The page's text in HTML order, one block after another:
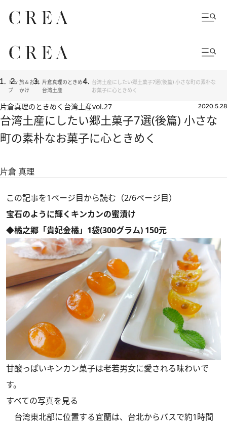
トッ
プ
旅＆お出
かけ
片倉真理のときめく
台湾土産
台湾土産にしたい郷土菓子7選(後篇) 小さな町の素朴な
お菓子に心ときめく
片倉真理のときめく台湾土産vol.27 2020.5.28
台湾土産にしたい郷土菓子7選(後篇) 小さな
町の素朴なお菓子に心ときめく
片倉 真理
この記事を1ページ目から読む（2/6ページ目）
宝石のように輝くキンカンの蜜漬け
◆橘之郷「貴妃金橘」1袋(300グラム) 150元
甘酸っぱいキンカン菓子は老若男女に愛される味わいで
す。
すべての写真を見る
台湾東北部に位置する宜蘭は、台北からバスで約1時間